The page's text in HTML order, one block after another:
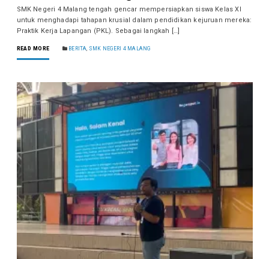
SMK Negeri 4 Malang tengah gencar mempersiapkan siswa Kelas XI
untuk menghadapi tahapan krusial dalam pendidikan kejuruan mereka:
Praktik Kerja Lapangan (PKL). Sebagai langkah […]
READ MORE BERITA, SMK NEGERI 4 MALANG